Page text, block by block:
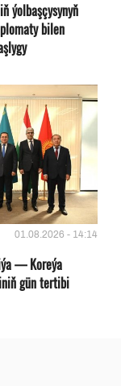
ýolbaşçysynyň
bilen
01.08.2026 - 14:14
— Koreýa
gün tertibi